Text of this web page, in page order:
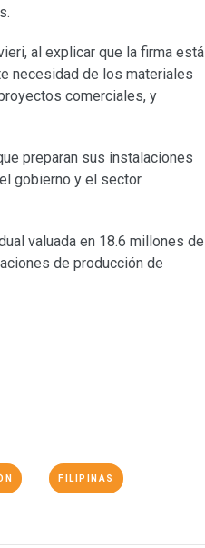
al explicar que la firma está
necesidad de los materiales
comerciales, y
preparan sus instalaciones
gobierno y el sector
valuada en 18.6 millones de
de producción de
FILIPINAS